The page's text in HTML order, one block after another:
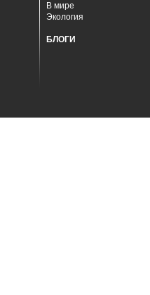
В мире
Экология
БЛОГИ